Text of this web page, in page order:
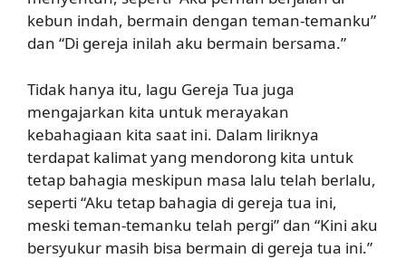
kebun indah, bermain dengan teman-temanku”
dan “Di gereja inilah aku bermain bersama.”
Tidak hanya itu, lagu Gereja Tua juga
mengajarkan kita untuk merayakan
kebahagiaan kita saat ini. Dalam liriknya
terdapat kalimat yang mendorong kita untuk
tetap bahagia meskipun masa lalu telah berlalu,
seperti “Aku tetap bahagia di gereja tua ini,
meski teman-temanku telah pergi” dan “Kini aku
bersyukur masih bisa bermain di gereja tua ini.”